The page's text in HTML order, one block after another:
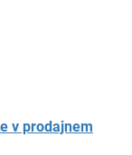
v prodajnem